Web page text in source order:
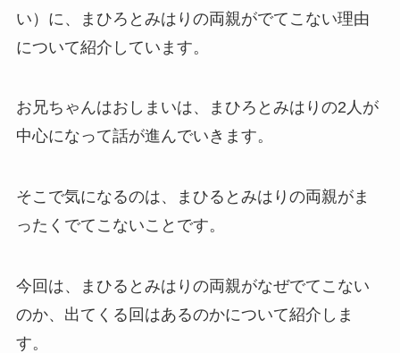
い）に、まひろとみはりの両親がでてこない理由
について紹介しています。
お兄ちゃんはおしまいは、まひろとみはりの2人が
中心になって話が進んでいきます。
そこで気になるのは、まひるとみはりの両親がま
ったくでてこないことです。
今回は、まひるとみはりの両親がなぜでてこない
のか、出てくる回はあるのかについて紹介しま
す。